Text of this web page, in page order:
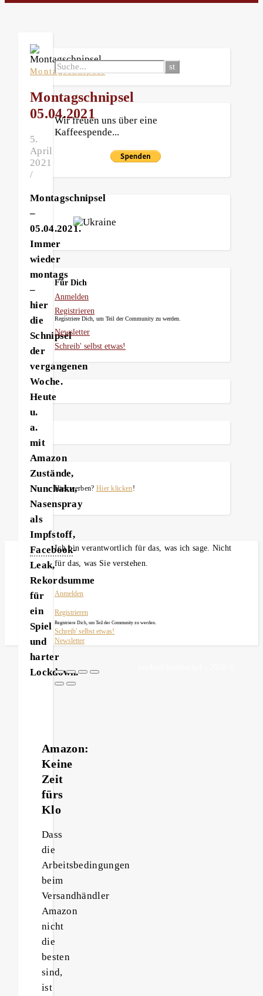
Montagschnipsel
Montagschnipsel
05.04.2021
5.
April
2021
/
Montagschnipsel
–
05.04.2021.
Immer
wieder
montags
–
hier
die
Schnipsel
der
vergangenen
Woche.
Heute
u.
a.
mit
Amazon
Zustände,
Nunchaku,
Nasenspray
als
Impfstoff,
Facebook-
Leak,
Rekordsumme
für
ein
Spiel
und
harter
Lockdown.
Amazon:
Keine
Zeit
fürs
Klo
Dass
die
Arbeitsbedingungen
beim
Versandhändler
Amazon
nicht
die
besten
sind,
ist
Wir freuen uns über eine
Kaffeespende...
Für Dich
Anmelden
Registrieren
Registriere Dich, um Teil der Community zu werden.
Newsletter
Schreib' selbst etwas!
Hier werben? Hier klicken!
Ich bin verantwortlich für das, was ich sage. Nicht
für das, was Sie verstehen.
Anmelden
Registrieren
Registriere Dich, um Teil der Community zu werden.
Schreib' selbst etwas!
Newsletter